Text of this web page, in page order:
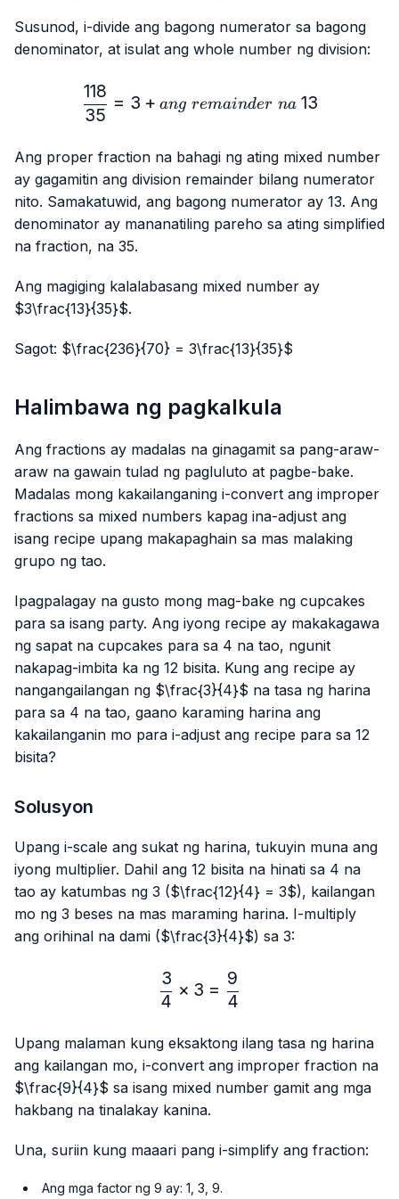
Susunod, i-divide ang bagong numerator sa bagong
denominator, at isulat ang whole number ng division:
\frac{118}{35} = 3 +
35
118
= 3 + ang remainder na 13
Ang proper fraction na bahagi ng ating mixed number
ay gagamitin ang division remainder bilang numerator
nito. Samakatuwid, ang bagong numerator ay 13. Ang
denominator ay mananatiling pareho sa ating simplified
na fraction, na 35.
Ang magiging kalalabasang mixed number ay
$3\frac{13}{35}$.
Sagot: $\frac{236}{70} = 3\frac{13}{35}$
Halimbawa ng pagkalkula
Ang fractions ay madalas na ginagamit sa pang-araw-
araw na gawain tulad ng pagluluto at pagbe-bake.
Madalas mong kakailanganing i-convert ang improper
fractions sa mixed numbers kapag ina-adjust ang
isang recipe upang makapaghain sa mas malaking
grupo ng tao.
Ipagpalagay na gusto mong mag-bake ng cupcakes
para sa isang party. Ang iyong recipe ay makakagawa
ng sapat na cupcakes para sa 4 na tao, ngunit
nakapag-imbita ka ng 12 bisita. Kung ang recipe ay
nangangailangan ng $\frac{3}{4}$ na tasa ng harina
para sa 4 na tao, gaano karaming harina ang
kakailanganin mo para i-adjust ang recipe para sa 12
bisita?
Solusyon
Upang i-scale ang sukat ng harina, tukuyin muna ang
iyong multiplier. Dahil ang 12 bisita na hinati sa 4 na
tao ay katumbas ng 3 ($\frac{12}{4} = 3$), kailangan
mo ng 3 beses na mas maraming harina. I-multiply
ang orihinal na dami ($\frac{3}{4}$) sa 3:
\frac{3}{4} × 3 =
4
3
× 3 =
4
9
Upang malaman kung eksaktong ilang tasa ng harina
ang kailangan mo, i-convert ang improper fraction na
$\frac{9}{4}$ sa isang mixed number gamit ang mga
hakbang na tinalakay kanina.
Una, suriin kung maaari pang i-simplify ang fraction:
Ang mga factor ng 9 ay: 1, 3, 9.